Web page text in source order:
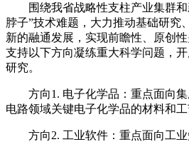
围绕我省战略性支柱产业集群和
脖子”技术难题，大力推动基础研究
新的融通发展，实现前瞻性、原创
支持以下方向凝练重大科学问题，
研究。
方向1. 电子化学品：重点面向集
电路领域关键电子化学品的材料和工
方向2. 工业软件：重点面向工业